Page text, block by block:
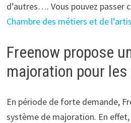
d’autres…. Vous pouvez passer
Chambre des métiers et de
Freenow propose
majoration pour
En période de forte demande,
système de majoration. En